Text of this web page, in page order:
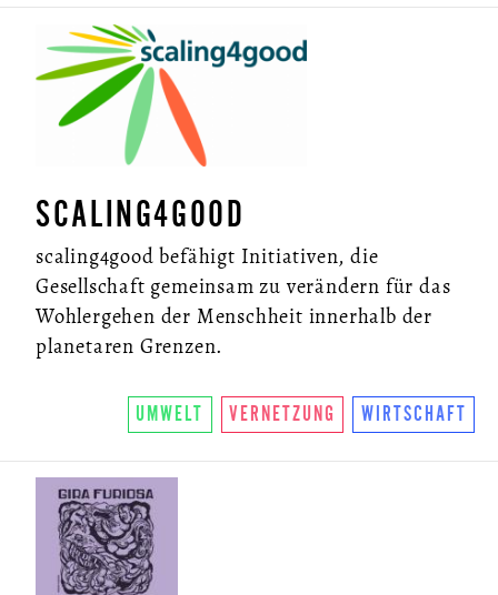
SCALING4GOOD
scaling4good befähigt Initiativen, die
Gesellschaft gemeinsam zu verändern für das
Wohlergehen der Menschheit innerhalb der
planetaren Grenzen.
UMWELT VERNETZUNG WIRTSCHAFT